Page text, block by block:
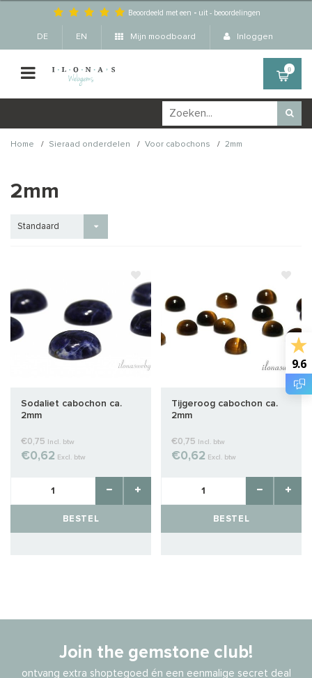
Beoordeeld met een - uit -beoordelingen
DE EN Mijn moodboard Inloggen
0
Home / Sieraad onderdelen / Voor cabochons / 2mm
2mm
Standaard
Sodaliet cabochon ca.
2mm
€0,75 Incl. btw
€0,62 Excl. btw
BESTEL
Tijgeroog cabochon ca.
2mm
€0,75 Incl. btw
€0,62 Excl. btw
BESTEL
Join the gemstone club!
ontvang extra shoptegoed én een eenmalige secret deal
9.6